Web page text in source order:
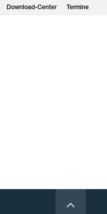
Download-Center Termine